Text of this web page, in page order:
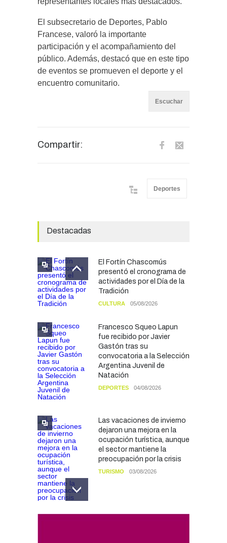
El subsecretario de Deportes, Pablo
Francese, valoró la importante
participación y el acompañamiento del
público. Además, destacó que en este tipo
de eventos se promueven el deporte y el
encuentro comunitario.
Escuchar
Compartir:
Deportes
Destacadas
El Fortín Chascomús
presentó el cronograma de
actividades por el Día de la
Tradición
CULTURA 05/08/2026
Francesco Squeo Lapun
fue recibido por Javier
Gastón tras su
convocatoria a la Selección
Argentina Juvenil de
Natación
DEPORTES 04/08/2026
Las vacaciones de invierno
dejaron una mejora en la
ocupación turística, aunque
el sector mantiene la
preocupación por la crisis
TURISMO 03/08/2026